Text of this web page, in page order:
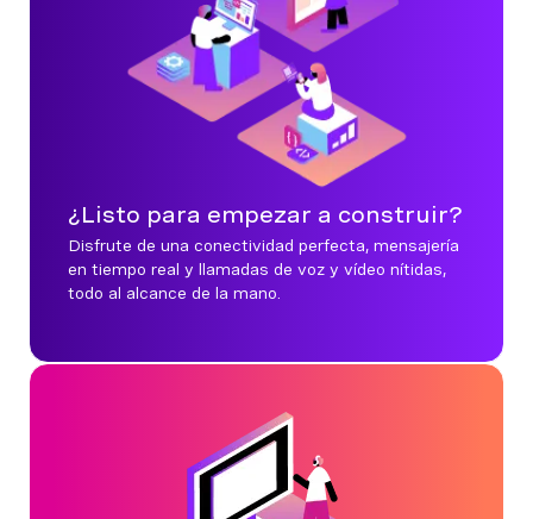
¿Listo para empezar a construir?
Disfrute de una conectividad perfecta, mensajería
en tiempo real y llamadas de voz y vídeo nítidas,
todo al alcance de la mano.